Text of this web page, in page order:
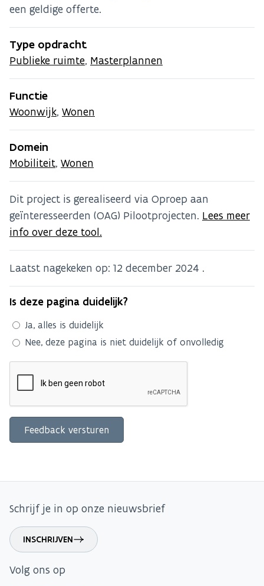
een geldige offerte.
Type opdracht
Publieke ruimte, Masterplannen
Functie
Woonwijk, Wonen
Domein
Mobiliteit, Wonen
Dit project is gerealiseerd via Oproep aan
geïnteresseerden (OAG) Pilootprojecten. Lees meer
info over deze tool.
Laatst nagekeken op: 12 december 2024 .
Is deze pagina duidelijk?
Ja, alles is duidelijk
Nee, deze pagina is niet duidelijk of onvolledig
Schrijf je in op onze nieuwsbrief
INSCHRIJVEN
Volg ons op